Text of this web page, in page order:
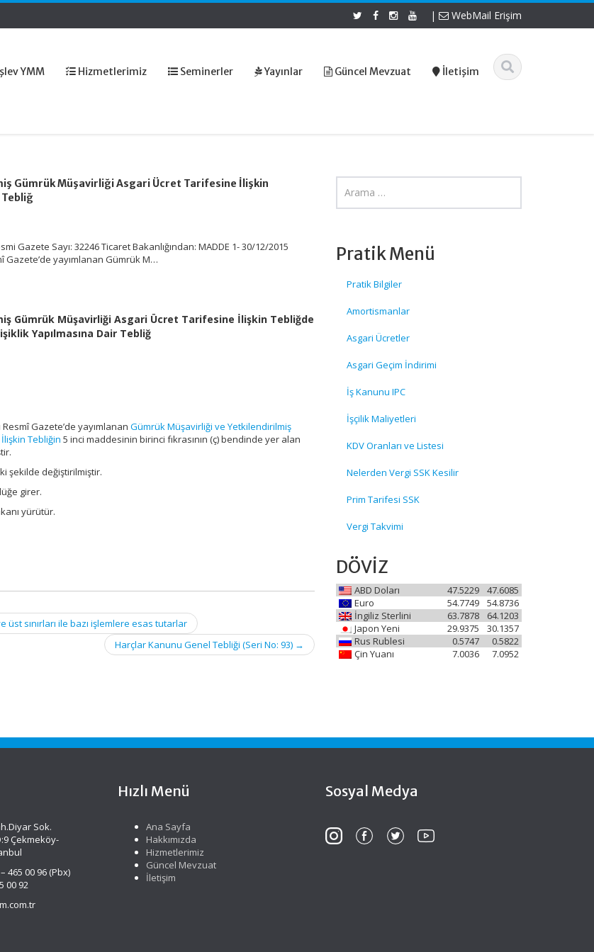
| WebMail Erişim
YMM Hizmetlerimiz Seminerler Yayınlar Güncel Mevzuat İletişim
Gümrük Müşavirliği Asgari Ücret Tarifesine İlişkin
Tebliğ
Gazete Sayı: 32246 Ticaret Bakanlığından: MADDE 1- 30/12/2015
Gazete’de yayımlanan Gümrük M…
Gümrük Müşavirliği Asgari Ücret Tarifesine İlişkin Tebliğde
Yapılmasına Dair Tebliğ
Resmî Gazete’de yayımlananGümrük Müşavirliği ve Yetkilendirilmiş
Tebliğin 5 inci maddesinin birinci fıkrasının (ç) bendinde yer alan
şekilde değiştirilmiştir.
girer.
yürütür.
üst sınırları ile bazı işlemlere esas tutarlar
Harçlar Kanunu Genel Tebliği (Seri No: 93) →
Pratik Menü
Pratik Bilgiler
Amortismanlar
Asgari Ücretler
Asgari Geçim İndirimi
İş Kanunu IPC
İşçilik Maliyetleri
KDV Oranları ve Listesi
Nelerden Vergi SSK Kesilir
Prim Tarifesi SSK
Vergi Takvimi
DÖVİZ
ABD Doları 47.6085
47.5229
Euro
54.8736
54.7749
İngiliz Sterlini
64.1203
63.7878
Japon Yeni
30.1357
29.9375
Rus Rublesi
0.5822
0.5747
Çin Yuanı
7.0952
7.0036
Sok.
Çekmeköy-
465 00 96 (Pbx)
00 92
Hızlı Menü
Ana Sayfa
Hakkımızda
Hizmetlerimiz
Güncel Mevzuat
İletişim
Sosyal Medya